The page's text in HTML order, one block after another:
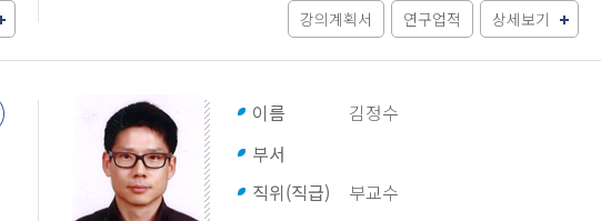
강의계획서 연구업적 상세보기
이름
김정수
부서
직위(직급)
부교수